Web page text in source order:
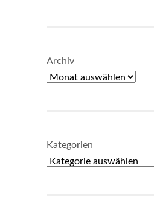
Archiv
Kategorien